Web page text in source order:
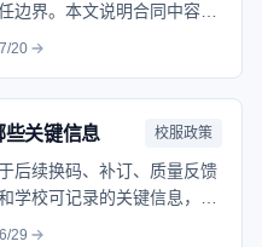
边界。本文说明合同中容易
长后续沟通更有依据。帮助
20
关键信息 校服政策
后续换码、补订、质量反馈
学校可记录的关键信息，帮
帮助家长按流程核对问题、
29